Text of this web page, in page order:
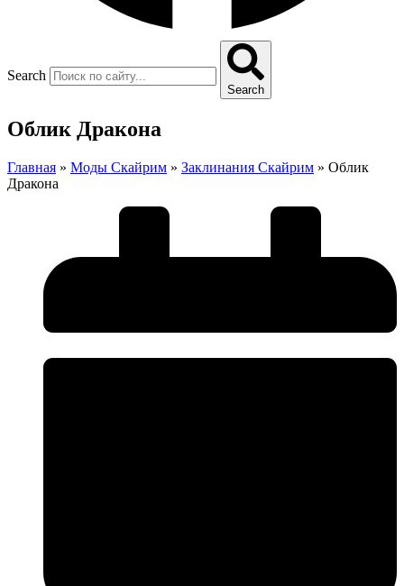
Search
Search
Облик Дракона
Главная » Моды Скайрим » Заклинания Скайрим » Облик
Дракона